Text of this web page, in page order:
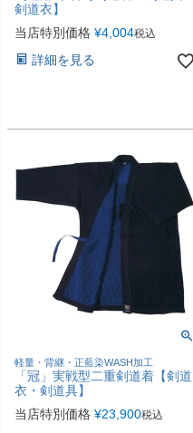
剣道衣】
当店特別価格 ¥4,004税込
詳細を見る
軽量・背継・正藍染WASH加工
「冠」実戦型二重剣道着【剣道
衣・剣道具】
当店特別価格 ¥23,900税込